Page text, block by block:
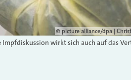
© picture alliance/dpa |
wirkt sich auch auf das